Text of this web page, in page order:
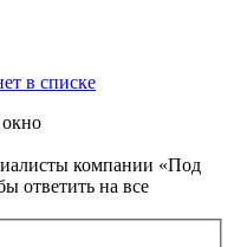
в списке
компании «Под
ответить на все